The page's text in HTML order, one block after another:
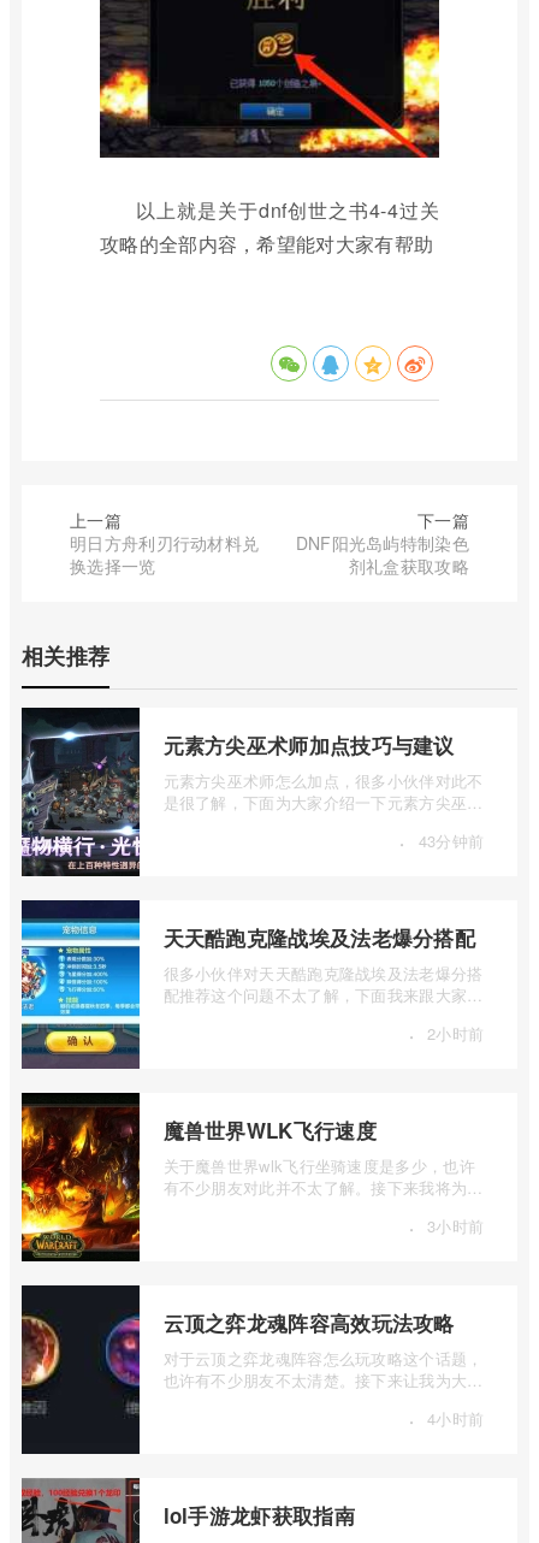
以上就是关于dnf创世之书4-4过关
攻略的全部内容，希望能对大家有帮助
上一篇
明日方舟利刃行动材料兑
换选择一览
下一篇
DNF阳光岛屿特制染色
剂礼盒获取攻略
相关推荐
元素方尖巫术师加点技巧与建议
元素方尖巫术师怎么加点，很多小伙伴对此不
是很了解，下面为大家介绍一下元素方尖巫术
· 43分钟前
天天酷跑克隆战埃及法老爆分搭配
很多小伙伴对天天酷跑克隆战埃及法老爆分搭
配推荐这个问题不太了解，下面我来跟大家介
· 2小时前
魔兽世界WLK飞行速度
关于魔兽世界wlk飞行坐骑速度是多少，也许
有不少朋友对此并不太了解。接下来我将为大
· 3小时前
云顶之弈龙魂阵容高效玩法攻略
对于云顶之弈龙魂阵容怎么玩攻略这个话题，
也许有不少朋友不太清楚。接下来让我为大家
· 4小时前
lol手游龙虾获取指南